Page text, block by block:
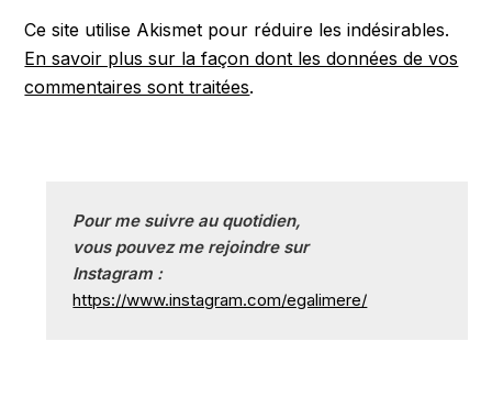
Ce site utilise Akismet pour réduire les indésirables.
En savoir plus sur la façon dont les données de vos
commentaires sont traitées.
Pour me suivre au quotidien,
vous pouvez me rejoindre sur
Instagram :
https://www.instagram.com/egalimere/